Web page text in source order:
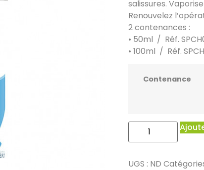
salissures.
Renouvelez
2 contenances :
• 50ml / Réf.
• 100ml / Réf.
Contenance
UGS : ND